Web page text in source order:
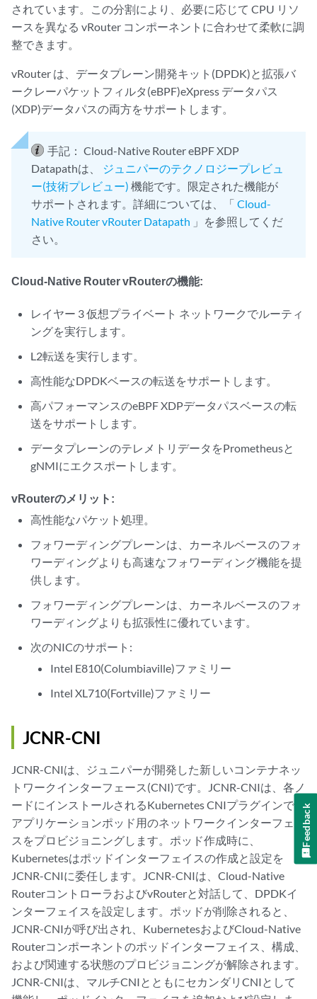
されています。この分割により、必要に応じて CPU リソ
ースを異なる vRouter コンポーネントに合わせて柔軟に調
整できます。
vRouter は、データプレーン開発キット(DPDK)と拡張バ
ークレーパケットフィルタ(eBPF)eXpress データパス
(XDP)データパスの両方をサポートします。
手記： Cloud-Native Router eBPF XDP
Datapathは、
ジュニパーのテクノロジープレビュ
ー(技術プレビュー) 機能です。限定された機能が
サポートされます。詳細については、「 Cloud-
Native Router vRouter Datapath 」を参照してくだ
さい。
Cloud-Native Router vRouterの機能:
レイヤー 3 仮想プライベート ネットワークでルーティ
ングを実行します。
L2転送を実行します。
高性能なDPDKベースの転送をサポートします。
高パフォーマンスのeBPF XDPデータパスベースの転
送をサポートします。
データプレーンのテレメトリデータをPrometheusと
gNMIにエクスポートします。
vRouterのメリット:
高性能なパケット処理。
フォワーディングプレーンは、カーネルベースのフォ
ワーディングよりも高速なフォワーディング機能を提
供します。
フォワーディングプレーンは、カーネルベースのフォ
ワーディングよりも拡張性に優れています。
次のNICのサポート:
Intel E810(Columbiaville)ファミリー
Intel XL710(Fortville)ファミリー
JCNR-CNI
JCNR-CNIは、ジュニパーが開発した新しいコンテナネッ
トワークインターフェース(CNI)です。JCNR-CNIは、各ノ
ードにインストールされるKubernetes CNIプラグインで、
アプリケーションポッド用のネットワークインターフェー
スをプロビジョニングします。ポッド作成時に、
Kubernetesはポッドインターフェイスの作成と設定を
JCNR-CNIに委任します。JCNR-CNIは、Cloud-Native
RouterコントローラおよびvRouterと対話して、DPDKイ
ンターフェイスを設定します。ポッドが削除されると、
JCNR-CNIが呼び出され、KubernetesおよびCloud-Native
Routerコンポーネントのポッドインターフェイス、構成、
および関連する状態のプロビジョニングが解除されます。
JCNR-CNIは、マルチCNIとともにセカンダリCNIとして
Feedback